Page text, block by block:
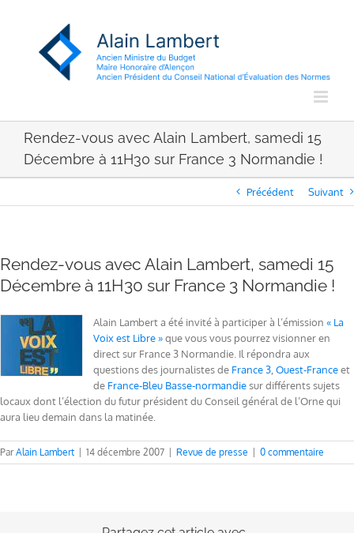
Rendez-vous avec Alain Lambert, samedi 15
Décembre à 11H30 sur France 3 Normandie !
Précédent Suivant
Rendez-vous avec Alain Lambert, samedi 15
Décembre à 11H30 sur France 3 Normandie !
Alain Lambert a été invité à participer à l’émission « La
Voix est Libre »que vous vous pourrez visionner en
direct sur France 3 Normandie. Il répondra aux
questions des journalistes de France 3 Ouest-Franceet
de France-Bleu Basse-normandiesur différents sujets
locaux dont l’élection du futur président du Conseil général de l’Orne qui
aura lieu demain dans la matinée.
ParAlain Lambert 14 décembre 2007 Revue de presse 0 commentaire